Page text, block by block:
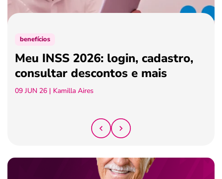
benefícios
Meu INSS 2026: login, cadastro,
consultar descontos e mais
09 JUN 26 | Kamilla Aires